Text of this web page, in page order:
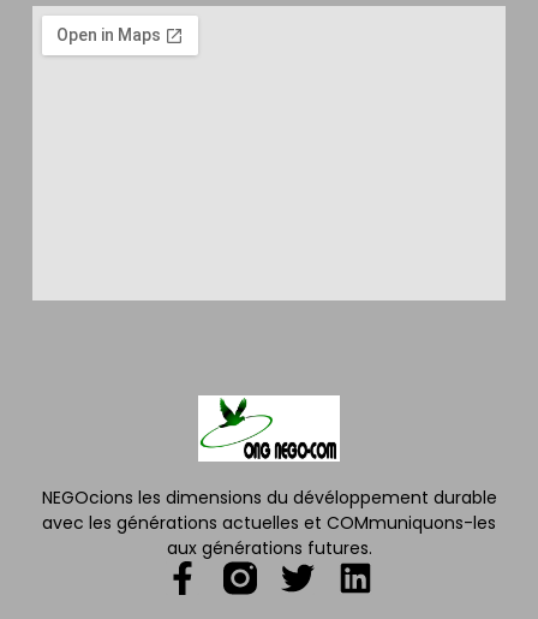
NEGOcions les dimensions du dévéloppement durable
avec les générations actuelles et COMmuniquons-les
aux générations futures.